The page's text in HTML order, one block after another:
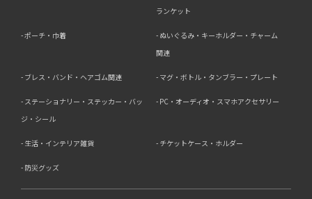
ランケット
ポーチ・巾着
ぬいぐるみ・キーホルダー・チャーム
関連
ブレス・バンド・ヘアゴム関連 マグ・ボトル・タンブラー・プレート
ステーショナリー・ステッカー・バッ
ジ・シール
PC・オーディオ・スマホアクセサリー
生活・インテリア雑貨 チケットケース・ホルダー
防災グッズ